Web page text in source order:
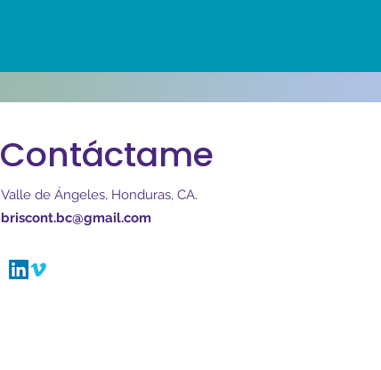
Contáctame
Valle de Ángeles, Honduras, CA.
briscont.bc@gmail.com